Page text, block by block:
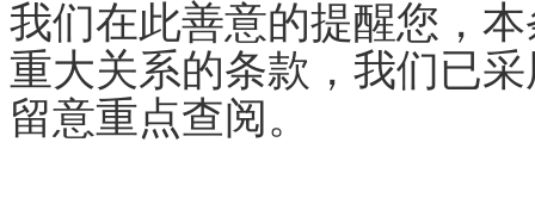
我们在此善意的提醒您，
重大关系的条款，我们已
留意重点查阅。